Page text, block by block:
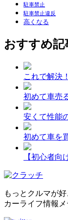
駐車禁止
駐車禁止違反
高くなる
おすすめ記
これで解決
初めて車売
安くて性能
初めて車を
【初心者向
もっとクルマが
カーライフ情報